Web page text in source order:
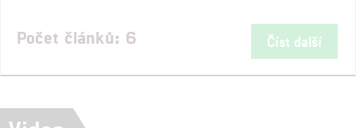
Počet článků: 6 Číst další